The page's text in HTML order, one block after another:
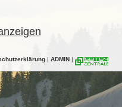
| ADMIN |